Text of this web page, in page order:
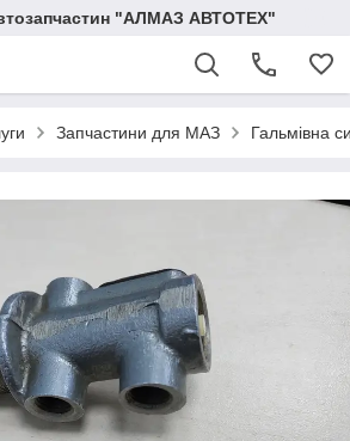
"АЛМАЗ АВТОТЕХ"
Запчастини для МАЗ Гальмівна